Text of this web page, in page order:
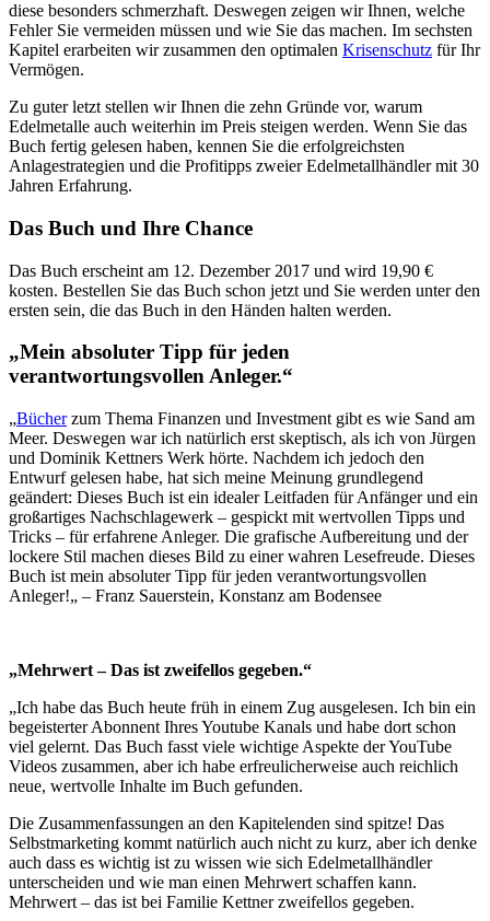
diese besonders schmerzhaft. Deswegen zeigen wir Ihnen, welche
Fehler Sie vermeiden müssen und wie Sie das machen. Im sechsten
Kapitel erarbeiten wir zusammen den optimalen Krisenschutz für Ihr
Vermögen.
Zu guter letzt stellen wir Ihnen die zehn Gründe vor, warum
Edelmetalle auch weiterhin im Preis steigen werden. Wenn Sie das
Buch fertig gelesen haben, kennen Sie die erfolgreichsten
Anlagestrategien und die Profitipps zweier Edelmetallhändler mit 30
Jahren Erfahrung.
Das Buch und Ihre Chance
Das Buch erscheint am 12. Dezember 2017 und wird 19,90 €
kosten. Bestellen Sie das Buch schon jetzt und Sie werden unter den
ersten sein, die das Buch in den Händen halten werden.
„Mein absoluter Tipp für jeden
verantwortungsvollen Anleger.“
„Bücherzum Thema Finanzen und Investment gibt es wie Sand am
Meer. Deswegen war ich natürlich erst skeptisch, als ich von Jürgen
und Dominik Kettners Werk hörte. Nachdem ich jedoch den
Entwurf gelesen habe, hat sich meine Meinung grundlegend
geändert: Dieses Buch ist ein idealer Leitfaden für Anfänger und ein
großartiges Nachschlagewerk – gespickt mit wertvollen Tipps und
Tricks – für erfahrene Anleger. Die grafische Aufbereitung und der
lockere Stil machen dieses Bild zu einer wahren Lesefreude. Dieses
Buch ist mein absoluter Tipp für jeden verantwortungsvollen
Anleger!„ – Franz Sauerstein, Konstanz am Bodensee
„Mehrwert – Das ist zweifellos gegeben.“
„Ich habe das Buch heute früh in einem Zug ausgelesen. Ich bin ein
begeisterter Abonnent Ihres Youtube Kanals und habe dort schon
viel gelernt. Das Buch fasst viele wichtige Aspekte der YouTube
Videos zusammen, aber ich habe erfreulicherweise auch reichlich
neue, wertvolle Inhalte im Buch gefunden.
Die Zusammenfassungen an den Kapitelenden sind spitze! Das
Selbstmarketing kommt natürlich auch nicht zu kurz, aber ich denke
auch dass es wichtig ist zu wissen wie sich Edelmetallhändler
unterscheiden und wie man einen Mehrwert schaffen kann.
Mehrwert – das ist bei Familie Kettner zweifellos gegeben.